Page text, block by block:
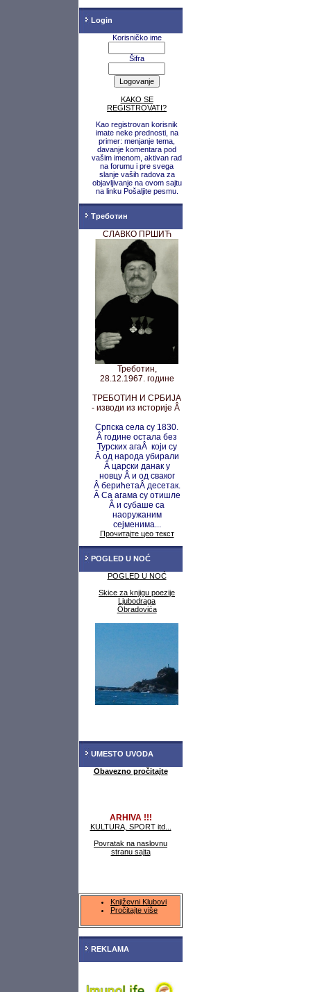
Login
Korisničko ime
Šifra
KAKO SE
REGISTROVATI?
Kao registrovan korisnik
imate neke prednosti, na
primer: menjanje tema,
davanje komentara pod
vašim imenom, aktivan rad
na forumu i pre svega
slanje vaših radova za
objavljivanje na ovom sajtu
na linku Pošaljite pesmu.
Треботин
СЛАВКО ПРШИЋ
Треботин,
28.12.1967. године
ТРЕБОТИН И СРБИЈА
- изводи из историје Â
Српска села су 1830.
Â године остала без
Турских агаÂ који су
Â од народа убирали
Â царски данак у
новцу Â и од сваког
Â берићетаÂ десетак.
Â Са агама су отишле
Â и субаше са
наоружаним
сејменима...
Прочитајте цео текст
POGLED U NOĆ
POGLED U NOĆ
Skice za knjigu poezije
Ljubodraga
Obradovića
UMESTO UVODA
Obavezno pročitajte
ARHIVA !!!
KULTURA, SPORT itd...
Povratak na naslovnu
stranu sajta
Književni Klubovi
Pročitajte više
REKLAMA